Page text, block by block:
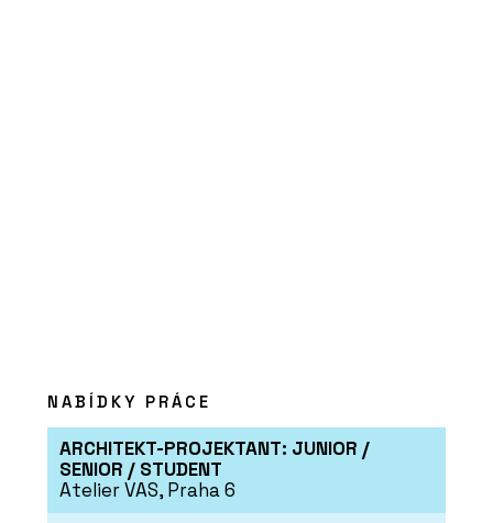
NABÍDKY PRÁCE
ARCHITEKT-PROJEKTANT: JUNIOR /
SENIOR / STUDENT
Atelier VAS, Praha 6